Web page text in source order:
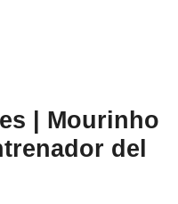
| Mourinho
del